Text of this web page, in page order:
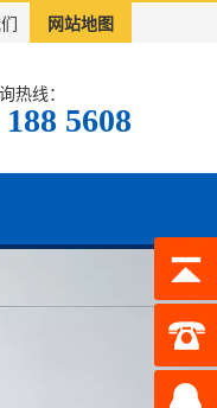
网站地图
热线：
5608